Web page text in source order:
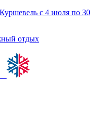
с 4 июля по 30
отдых